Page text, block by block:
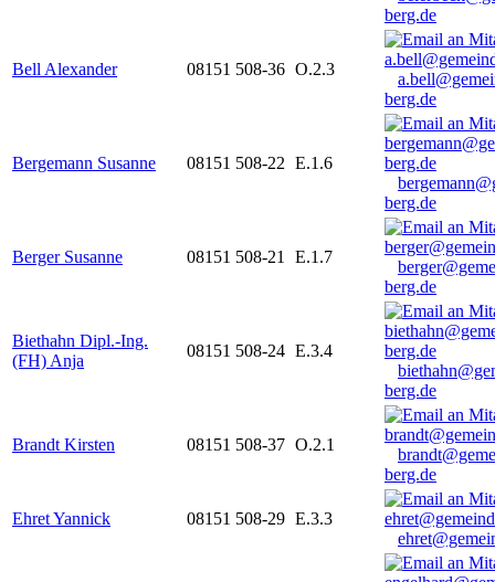
berg.de
Bell Alexander 08151 508-36 O.2.3
berg.de
Bergemann Susanne 08151 508-22 E.1.6
berg.de
Berger Susanne 08151 508-21 E.1.7
berg.de
Biethahn Dipl.-Ing.
(FH) Anja
08151 508-24 E.3.4
berg.de
Brandt Kirsten 08151 508-37 O.2.1
berg.de
Ehret Yannick 08151 508-29 E.3.3